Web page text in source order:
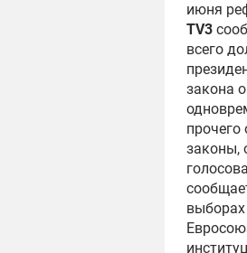
июня
TV3
всего
закона
прочего
законы,
выборах